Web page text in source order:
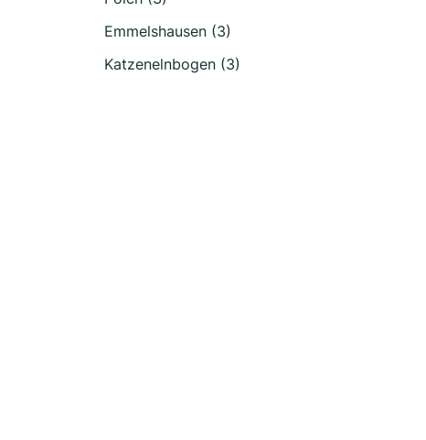
Emmelshausen (3)
Katzenelnbogen (3)